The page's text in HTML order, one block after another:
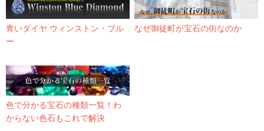
青いダイヤ ウィンストン・ブル
ー
なぜ御徒町が宝石の街なのか
色で分かる宝石の種類一覧！わ
からない色石もこれで解決